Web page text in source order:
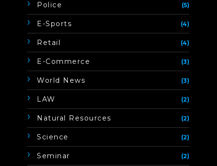
Police (5)
E-Sports (4)
Retail (4)
E-Commerce (3)
World News (3)
LAW (2)
Natural Resources (2)
Science (2)
Seminar (2)